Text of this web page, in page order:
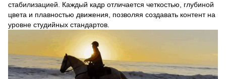
стабилизацией. Каждый кадр отличается четкостью, глубиной
цвета и плавностью движения, позволяя создавать контент на
уровне студийных стандартов.